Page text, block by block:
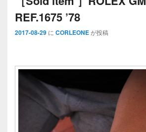
REF.1675 ’78
2017-08-29 に CORLEONEが投稿